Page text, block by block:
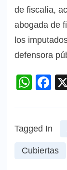
de fiscalía,
abogada de
los
defensora
Tagged In
Cubiertas